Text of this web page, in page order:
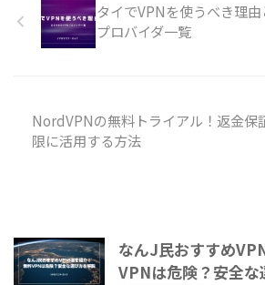
タイでVPNを使うべき理
プロバイダ一覧
NordVPNの無料トライアル！返金保
限に活用する方法
なんJ民おすすめ
VPNは危険？安全